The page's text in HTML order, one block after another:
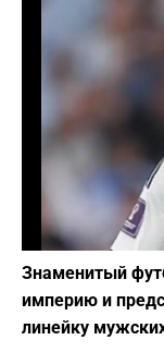
Знаменитый
империю и
линейку